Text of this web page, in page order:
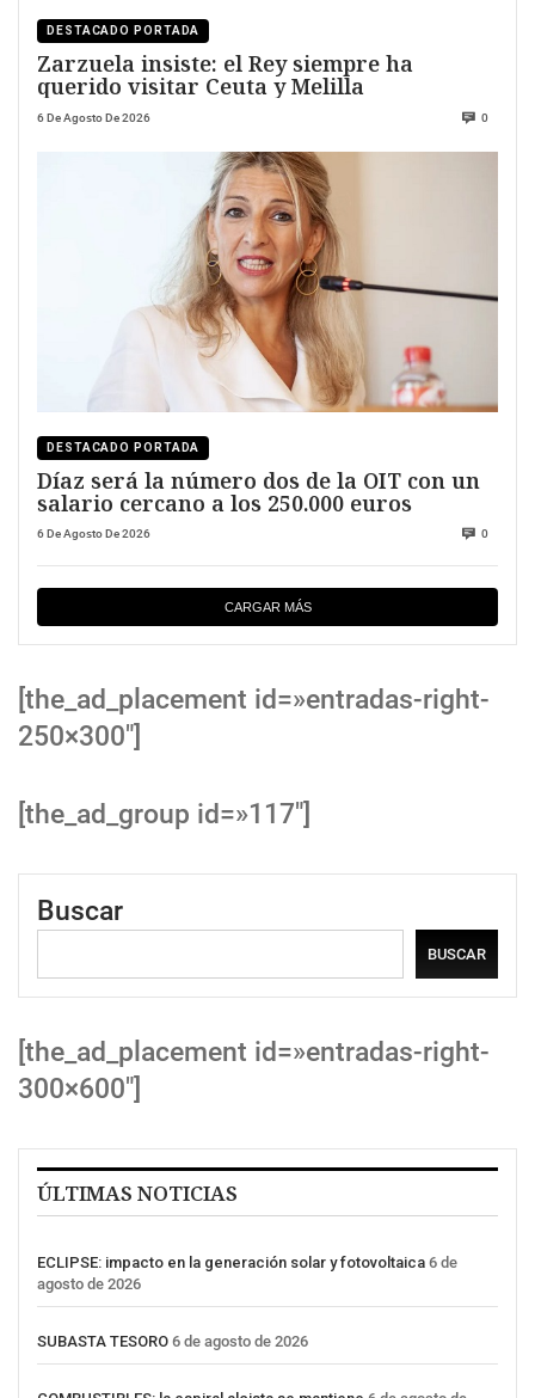
DESTACADO PORTADA
Zarzuela insiste: el Rey siempre ha
querido visitar Ceuta y Melilla
6 De Agosto De 2026 0
DESTACADO PORTADA
Díaz será la número dos de la OIT con un
salario cercano a los 250.000 euros
6 De Agosto De 2026 0
CARGAR MÁS
[the_ad_placement id=»entradas-right-
250×300″]
[the_ad_group id=»117″]
Buscar
BUSCAR
[the_ad_placement id=»entradas-right-
300×600″]
ÚLTIMAS NOTICIAS
ECLIPSE: impacto en la generación solar y fotovoltaica 6 de
agosto de 2026
SUBASTA TESORO 6 de agosto de 2026